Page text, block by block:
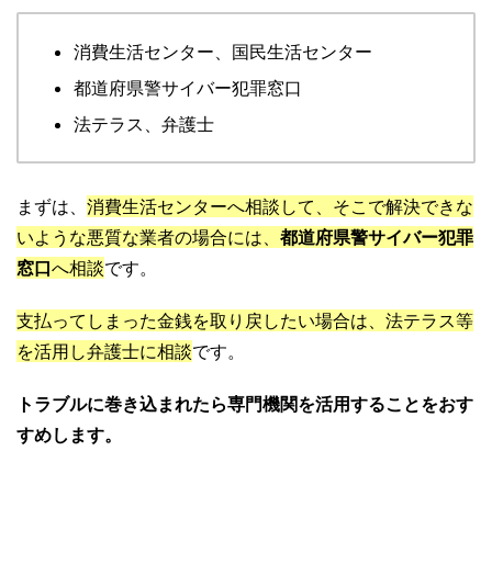
消費生活センター、国民生活センター
都道府県警サイバー犯罪窓口
法テラス、弁護士
まずは、 消費生活センターへ相談して、そこで解決できな
いような悪質な業者の場合には、 都道府県警サイバー犯罪
窓口へ相談です。
支払ってしまった金銭を取り戻したい場合は、法テラス等
を活用し弁護士に相談です。
トラブルに巻き込まれたら専門機関を活用することをおす
すめします。